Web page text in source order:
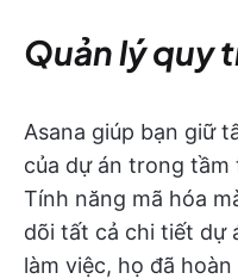
Quản lý quy
Asana giúp bạn giữ
của dự án trong tầm
Tính năng mã hóa
dõi tất cả chi tiết dự
làm việc, họ đã